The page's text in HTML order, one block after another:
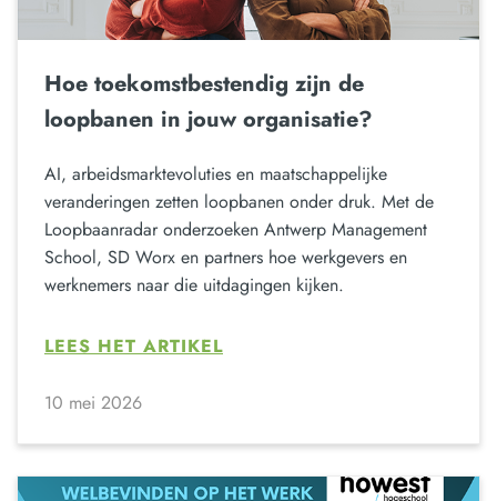
Hoe toekomstbestendig zijn de
loopbanen in jouw organisatie?
AI, arbeidsmarktevoluties en maatschappelijke
veranderingen zetten loopbanen onder druk. Met de
Loopbaanradar onderzoeken Antwerp Management
School, SD Worx en partners hoe werkgevers en
werknemers naar die uitdagingen kijken.
LEES HET ARTIKEL
10 mei 2026